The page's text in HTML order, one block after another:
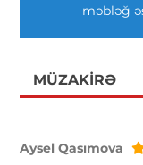
məbləğ
MÜZAKIRƏ
Aysel Qasımova